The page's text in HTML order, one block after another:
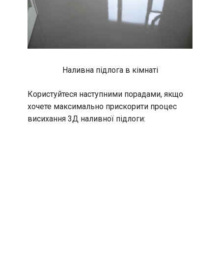
Наливна підлога в кімнаті
Користуйтеся наступними порадами, якщо
хочете максимально прискорити процес
висихання 3Д наливної підлоги: